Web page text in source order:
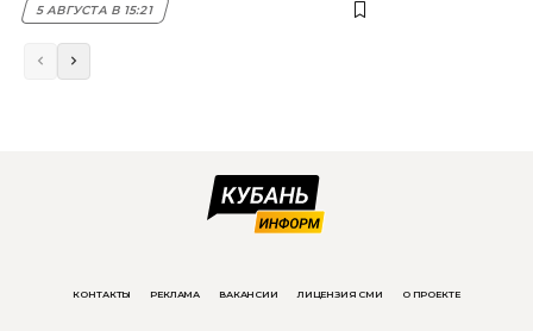
5 АВГУСТА В 15:21
КОНТАКТЫ РЕКЛАМА ВАКАНСИИ ЛИЦЕНЗИЯ СМИ О ПРОЕКТЕ